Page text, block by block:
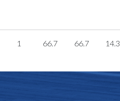
1 66.7 66.7 14.3